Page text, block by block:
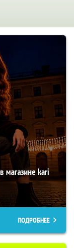
магазине kari
ПОДРОБНЕЕ